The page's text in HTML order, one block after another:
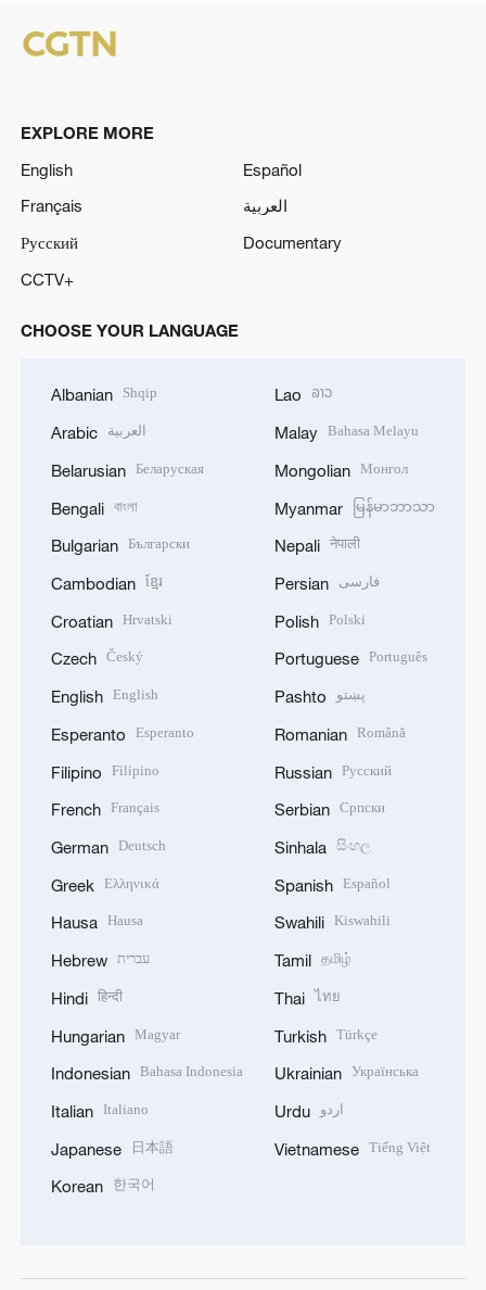
EXPLORE MORE
English
Español
Français
العربية
Русский
Documentary
CCTV+
CHOOSE YOUR LANGUAGE
Albanian Shqip
Arabic العربية
Belarusian Беларуская
Bengali বাংলা
Bulgarian Български
Cambodian ខ្មែរ
Croatian Hrvatski
Czech Český
English English
Esperanto Esperanto
Filipino Filipino
French Français
German Deutsch
Greek Ελληνικά
Hausa Hausa
Hebrew עברית
Hindi हिन्दी
Hungarian Magyar
Indonesian Bahasa Indonesia
Italian Italiano
Japanese 日本語
Korean 한국어
Lao ລາວ
Malay Bahasa Melayu
Mongolian Монгол
Myanmar မြန်မာဘာသာ
Nepali नेपाली
Persian فارسی
Polish Polski
Portuguese Português
Pashto پښتو
Romanian Română
Russian Русский
Serbian Српски
Sinhala සිංහල
Spanish Español
Swahili Kiswahili
Tamil தமிழ்
Thai ไทย
Turkish Türkçe
Ukrainian Українська
Urdu اردو
Vietnamese Tiếng Việt